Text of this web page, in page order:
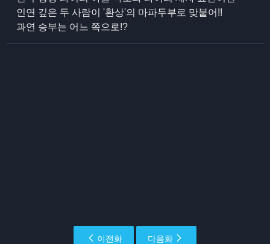
인연 깊은 두 사람이 '환상'의 마파두부로 맞붙어!!
과연 승부는 어느 쪽으로!?
이전화 다음화